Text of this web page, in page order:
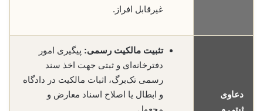
غیرقابل افراز.
دعاوی
ثبتی و
تثبیت مالکیت رسمی: پیگیری امور
دفترخانه‌ای و ثبتی جهت اخذ سند
رسمی تک‌برگ، اثبات مالکیت در دادگاه
و ابطال یا اصلاح اسناد معارض و
مجعول.